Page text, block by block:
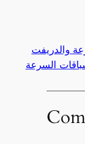
والدريفت
السرعة